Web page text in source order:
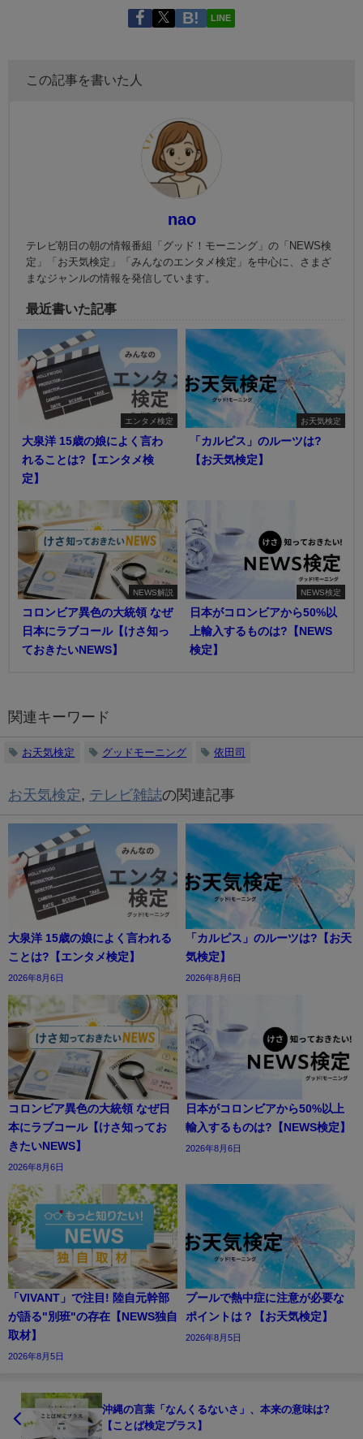
LINE
この記事を書いた人
nao
テレビ朝日の朝の情報番組「グッド！モーニング」の「NEWS検
定」「お天気検定」「みんなのエンタメ検定」を中心に、さまざ
まなジャンルの情報を発信しています。
最近書いた記事
エンタメ検定
大泉洋 15歳の娘によく言わ
れることは?【エンタメ検
定】
お天気検定
「カルピス」のルーツは?
【お天気検定】
NEWS解説
コロンビア異色の大統領 なぜ
日本にラブコール【けさ知っ
ておきたいNEWS】
NEWS検定
日本がコロンビアから50%以
上輸入するものは?【NEWS
検定】
関連キーワード
お天気検定 グッドモーニング 依田司
お天気検定, テレビ雑誌の関連記事
大泉洋 15歳の娘によく言われる
ことは?【エンタメ検定】
2026年8月6日
「カルピス」のルーツは?【お天
気検定】
2026年8月6日
コロンビア異色の大統領 なぜ日
本にラブコール【けさ知ってお
きたいNEWS】
2026年8月6日
日本がコロンビアから50%以上
輸入するものは?【NEWS検定】
2026年8月6日
「VIVANT」で注目! 陸自元幹部
が語る"別班"の存在【NEWS独自
取材】
2026年8月5日
プールで熱中症に注意が必要な
ポイントは？【お天気検定】
2026年8月5日
沖縄の言葉「なんくるないさ」、本来の意味は?
【ことば検定プラス】